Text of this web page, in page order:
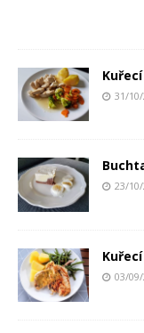
31/
23/
03/